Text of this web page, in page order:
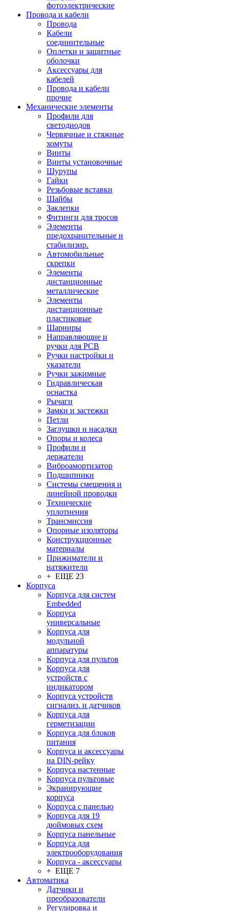
фотоэлектрические
Провода и кабели
Провода
Кабели
соединительные
Оплетки и защитные
оболочки
Аксессуары для
кабелей
Провода и кабели
прочие
Механические элементы
Профили для
светодиодов
Червячные и стяжные
хомуты
Винты
Винты установочные
Шурупы
Гайки
Резьбовые вставки
Шайбы
Заклепки
Фитинги для тросов
Элементы
предохранительные и
стабилизир.
Автомобильные
скрепки
Элементы
дистанционные
металлические
Элементы
дистанционные
пластиковые
Шарниры
Направляющие и
ручки для PCB
Ручки настройки и
указатели
Ручки зажимные
Гидравлическая
оснастка
Рычаги
Замки и застежки
Петли
Заглушки и насадки
Опоры и колеса
Профили и
держатели
Виброамортизатор
Подшипники
Системы смещения и
линейной проводки
Технические
уплотнения
Трансмиссия
Опорные изоляторы
Конструкционные
материалы
Прижиматели и
натяжители
+ ЕЩЕ 23
Корпуса
Корпуса для систем
Embedded
Корпуса
универсальные
Корпуса для
модульной
аппаратуры
Корпуса для пультов
Корпуса для
устройств с
индикатором
Корпуса устройств
сигнализ. и датчиков
Корпуса для
герметизации
Корпуса для блоков
питания
Корпуса и аксессуары
на DIN-рейку
Корпуса настенные
Корпуса пультовые
Экранирующие
корпуса
Корпуса с панелью
Корпуса для 19
дюймовых схем
Корпуса панельные
Корпуса для
электрооборудования
Корпуса - аксессуары
+ ЕЩЕ 7
Автоматика
Датчики и
преобразователи
Регулировка и